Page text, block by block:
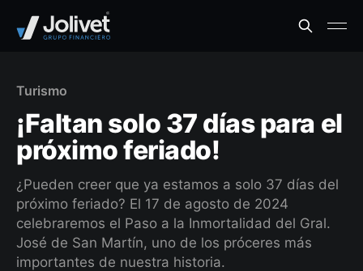
Turismo
¡Faltan solo 37 días para el
próximo feriado!
¿Pueden creer que ya estamos a solo 37 días del
próximo feriado? El 17 de agosto de 2024
celebraremos el Paso a la Inmortalidad del Gral.
José de San Martín, uno de los próceres más
importantes de nuestra historia.